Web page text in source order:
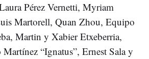
Pérez Vernetti, Myriam
Martorell, Quan Zhou, Equipo
Martin y Xabier Etxeberria,
“Ignatus”, Ernest Sala y